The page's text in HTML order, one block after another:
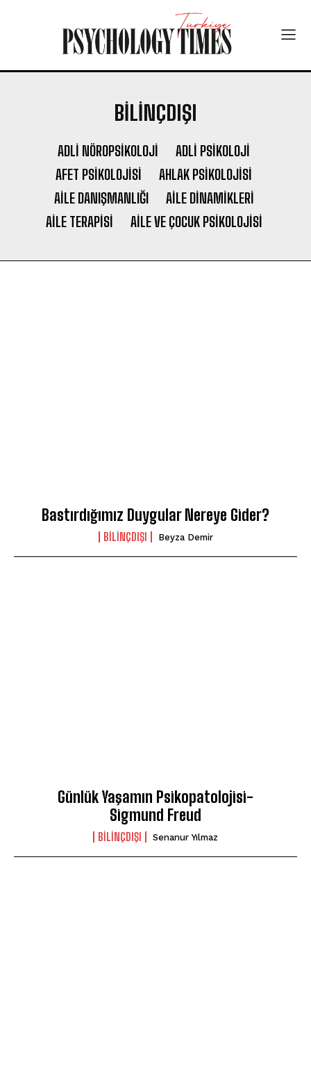
BILINÇDIŞI
ADLI NÖROPSIKOLOJI
ADLI PSIKOLOJI
AFET PSIKOLOJISI
AHLAK PSIKOLOJISI
AILE DANIŞMANLIĞI
AILE DINAMIKLERI
AILE TERAPISI
AILE VE ÇOCUK PSIKOLOJISI
Bastırdığımız Duygular Nereye Gider?
BILINÇDIŞI Beyza Demir
Günlük Yaşamın Psikopatolojisi-
Sigmund Freud
BILINÇDIŞI Senanur Yılmaz